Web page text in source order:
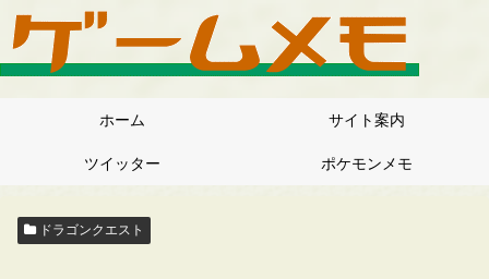
ホーム サイト案内
ツイッター ポケモンメモ
ドラゴンクエスト